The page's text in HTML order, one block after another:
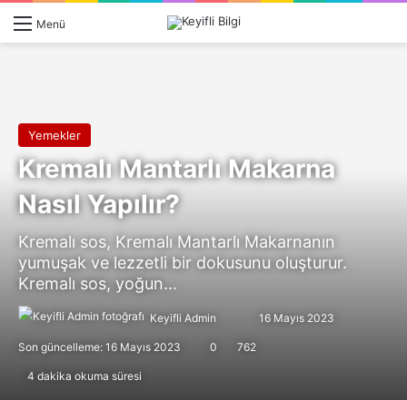
Menü
Yemekler
Kremalı Mantarlı Makarna
Nasıl Yapılır?
Kremalı sos, Kremalı Mantarlı Makarnanın
yumuşak ve lezzetli bir dokusunu oluşturur.
Kremalı sos, yoğun...
Keyifli Admin
Follow16 Mayıs 2023
Son güncelleme: 16 Mayıs 2023 0 762
4 dakika okuma süresi